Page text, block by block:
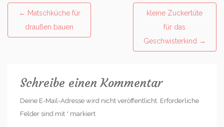
Post
navigation
← Matschküche für
draußen bauen
kleine Zuckertüte
für das
Geschwisterkind →
Schreibe einen Kommentar
Deine E-Mail-Adresse wird nicht veröffentlicht. Erforderliche
Felder sind mit * markiert